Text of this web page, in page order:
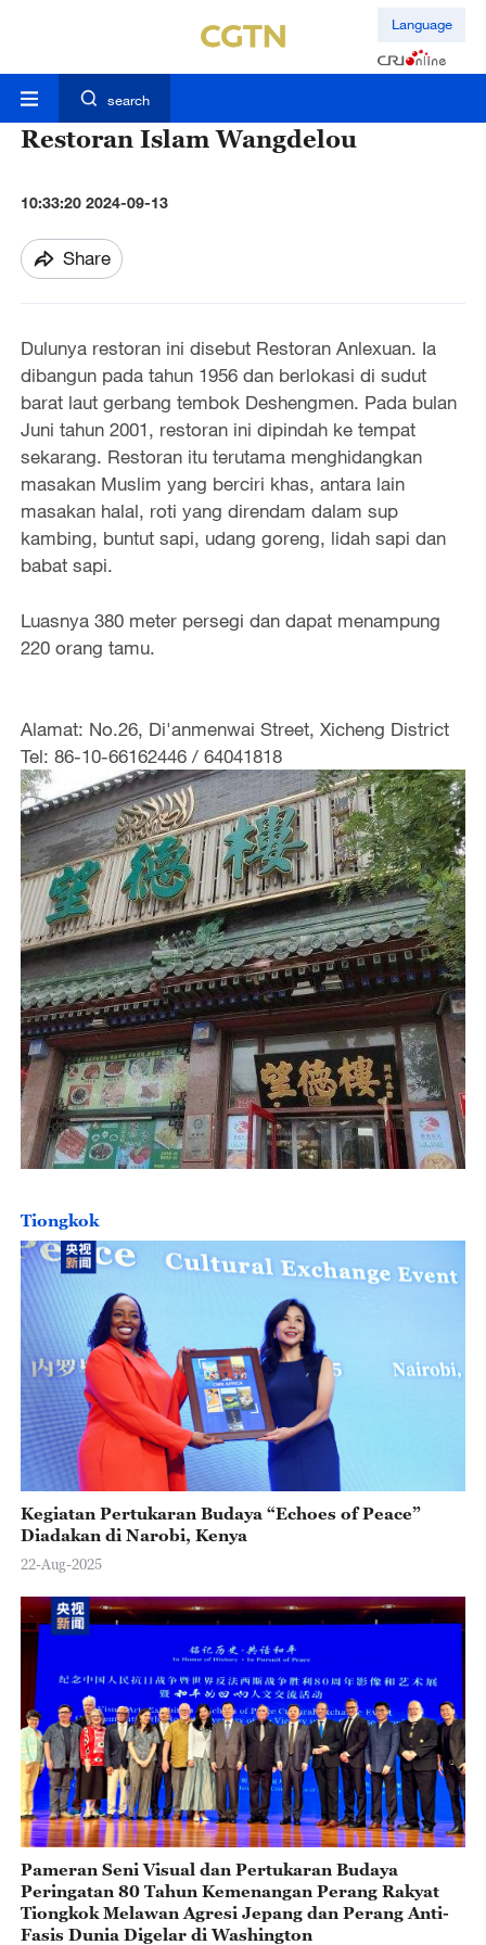
Language
search
Restoran Islam Wangdelou
10:33:20 2024-09-13
Share
Dulunya restoran ini disebut Restoran Anlexuan. Ia
dibangun pada tahun 1956 dan berlokasi di sudut
barat laut gerbang tembok Deshengmen. Pada bulan
Juni tahun 2001, restoran ini dipindah ke tempat
sekarang. Restoran itu terutama menghidangkan
masakan Muslim yang berciri khas, antara lain
masakan halal, roti yang direndam dalam sup
kambing, buntut sapi, udang goreng, lidah sapi dan
babat sapi.
Luasnya 380 meter persegi dan dapat menampung
220 orang tamu.
Alamat: No.26, Di'anmenwai Street, Xicheng District
Tel: 86-10-66162446 / 64041818
Tiongkok
Kegiatan Pertukaran Budaya “Echoes of Peace”
Diadakan di Narobi, Kenya
22-Aug-2025
Pameran Seni Visual dan Pertukaran Budaya
Peringatan 80 Tahun Kemenangan Perang Rakyat
Tiongkok Melawan Agresi Jepang dan Perang Anti-
Fasis Dunia Digelar di Washington